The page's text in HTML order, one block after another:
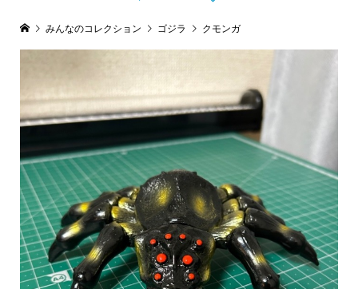
みんなのコレクション ゴジラ クモンガ